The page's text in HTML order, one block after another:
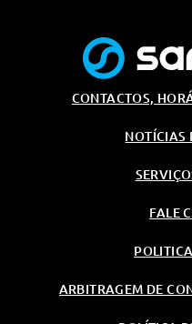
CONTACTOS,
NOTÍCIAS
FALE
ARBITRAGEM DE